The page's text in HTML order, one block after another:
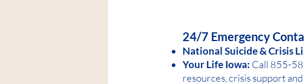
24/7 Emergency
National Suicide &Crisis
Your Life Iowa: Call 855-
resources, crisis support